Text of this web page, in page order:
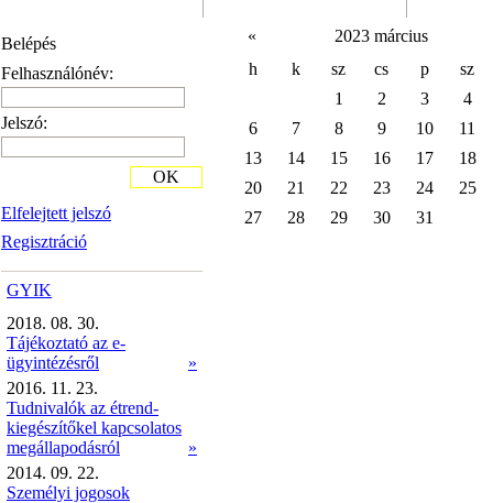
Belépés
Felhasználónév:
Jelszó:
Elfelejtett jelszó
Regisztráció
OK
GYIK
2018. 08. 30.
Tájékoztató az e-
ügyintézésről
»
2016. 11. 23.
Tudnivalók az étrend-
kiegészítőkel kapcsolatos
megállapodásról
»
2014. 09. 22.
Személyi jogosok
«
2023 március
h
k sz cs p
sz
1
2 3
4
6
7 8 9 10
11
13
14 15 16 17
18
20
21 22 23 24
25
27
28 29 30 31